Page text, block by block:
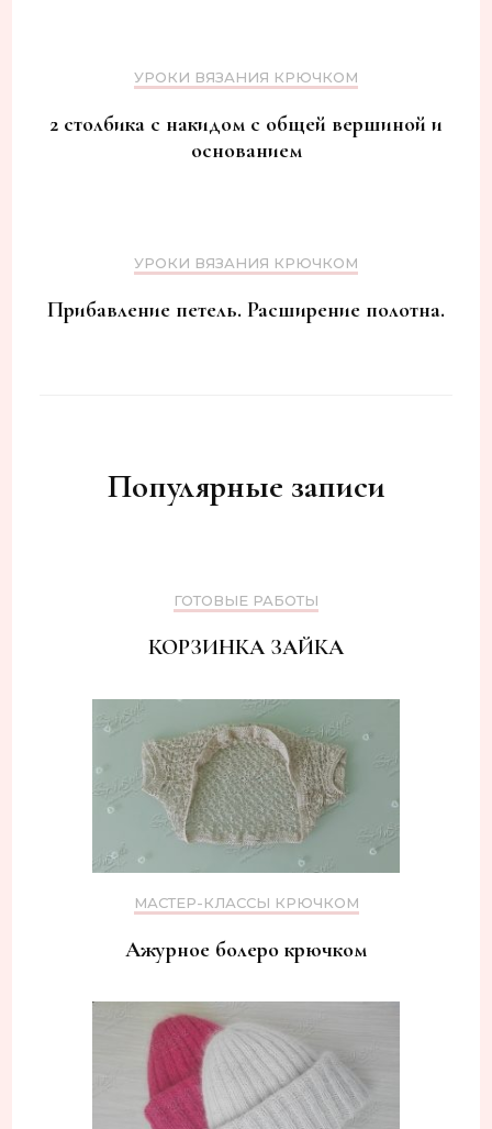
УРОКИ ВЯЗАНИЯ КРЮЧКОМ
2 столбика с накидом с общей вершиной и
основанием
УРОКИ ВЯЗАНИЯ КРЮЧКОМ
Прибавление петель. Расширение полотна.
Популярные записи
ГОТОВЫЕ РАБОТЫ
КОРЗИНКА ЗАЙКА
МАСТЕР-КЛАССЫ КРЮЧКОМ
Ажурное болеро крючком